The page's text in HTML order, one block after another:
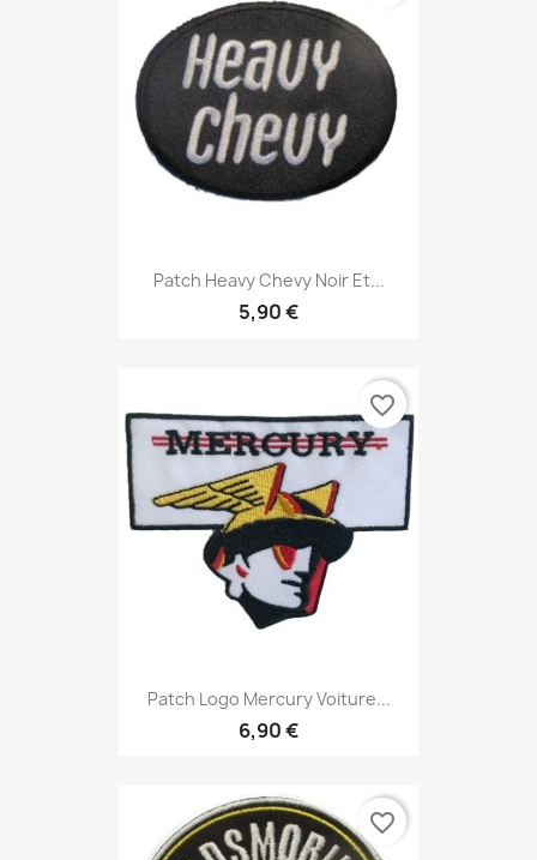
Patch Heavy Chevy Noir Et...
5,90 €
Patch Logo Mercury Voiture...
6,90 €
favorite_border
favorite_border